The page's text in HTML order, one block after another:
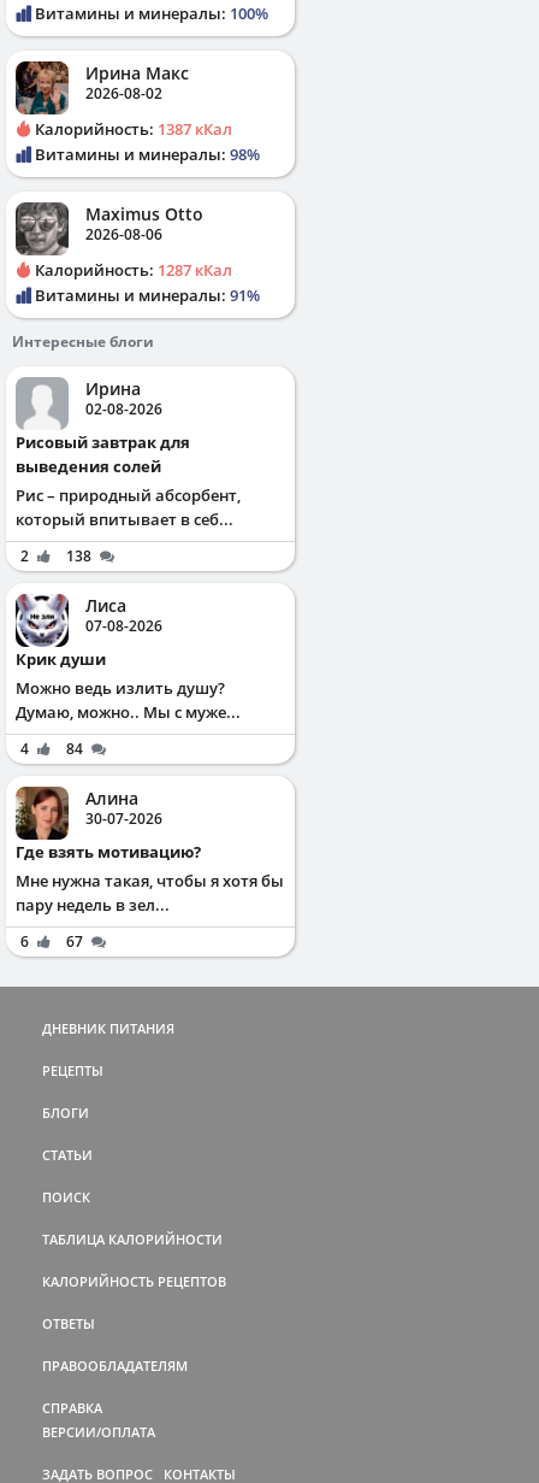
Витамины и минералы: 100%
Ирина Макс
2026-08-02
Калорийность: 1387 кКал
Витамины и минералы: 98%
Maximus Otto
2026-08-06
Калорийность: 1287 кКал
Витамины и минералы: 91%
Интересные блоги
Ирина
02-08-2026
Рисовый завтрак для
выведения солей
Рис – природный абсорбент,
который впитывает в себ...
2 138
Лиса
07-08-2026
Крик души
Можно ведь излить душу?
Думаю, можно.. Мы с муже...
4 84
Алина
30-07-2026
Где взять мотивацию?
Мне нужна такая, чтобы я хотя бы
пару недель в зел...
6 67
ДНЕВНИК ПИТАНИЯ
РЕЦЕПТЫ
БЛОГИ
СТАТЬИ
ПОИСК
ТАБЛИЦА КАЛОРИЙНОСТИ
КАЛОРИЙНОСТЬ РЕЦЕПТОВ
ОТВЕТЫ
ПРАВООБЛАДАТЕЛЯМ
СПРАВКА
ВЕРСИИ/ОПЛАТА
ЗАДАТЬ ВОПРОС КОНТАКТЫ